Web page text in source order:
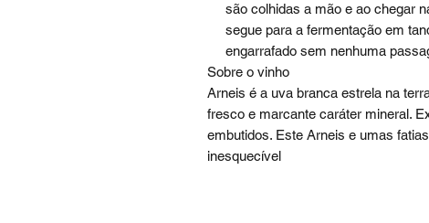
são colhidas a mão e ao chegar
segue para a fermentação em
engarrafado sem nenhuma
Sobre o vinho
Arneis é a uva branca estrela na
fresco e marcante caráter mineral.
embutidos. Este Arneis e umas
inesquecível